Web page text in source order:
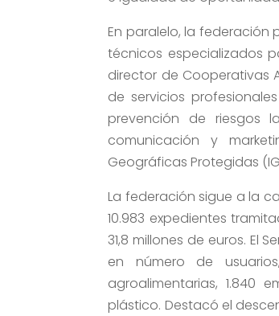
En paralelo, la federación
técnicos especializados
director de Cooperativas
de servicios
prevención de riesgos
comunicación y
Geográficas Protegidas
La federación sigue a la
10.983 expedientes
31,8 millones de euros. El
en número de
agroalimentarias, 1.840
plástico. Destacó el